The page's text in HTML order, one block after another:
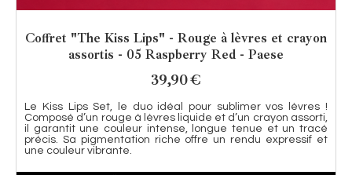
Coffret "The Kiss Lips" - Rouge à lèvres et crayon
assortis - 05 Raspberry Red - Paese
39,90€
Le Kiss Lips Set, le duo idéal pour sublimer vos lèvres !
Composé d’un rouge à lèvres liquide et d’un crayon assorti,
il garantit une couleur intense, longue tenue et un tracé
précis. Sa pigmentation riche offre un rendu expressif et
une couleur vibrante.